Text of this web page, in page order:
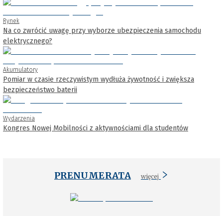
Rynek
Na co zwrócić uwagę przy wyborze ubezpieczenia samochodu
elektrycznego?
Akumulatory
Pomiar w czasie rzeczywistym wydłuża żywotność i zwiększa
bezpieczeństwo baterii
Wydarzenia
Kongres Nowej Mobilności z aktywnościami dla studentów
PRENUMERATA więcej